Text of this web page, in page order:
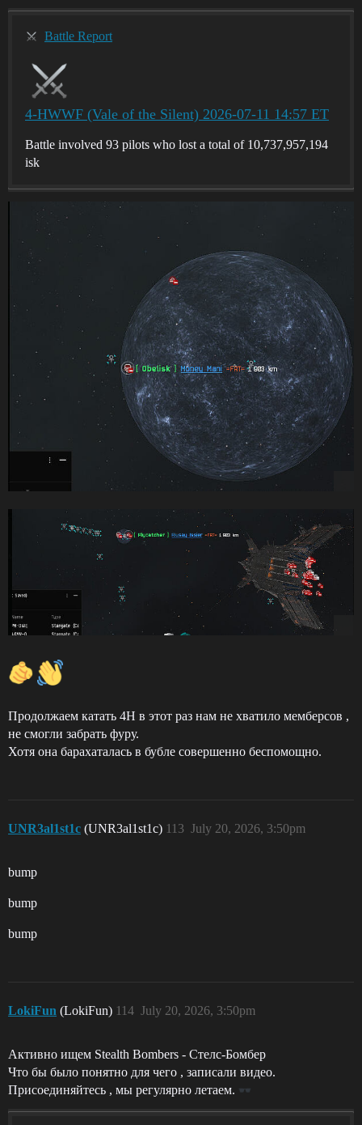
Battle Report
4-HWWF (Vale of the Silent) 2026-07-11 14:57 ET
Battle involved 93 pilots who lost a total of 10,737,957,194
isk
Продолжаем катать 4Н в этот раз нам не хватило мемберсов ,
не смогли забрать фуру.
Хотя она барахаталась в бубле совершенно беспомощно.
UNR3al1st1c (UNR3al1st1c) July 20, 2026, 3:50pm
113
bump
bump
bump
LokiFun (LokiFun) July 20, 2026, 3:50pm
114
Активно ищем Stealth Bombers - Стелс-Бомбер
Что бы было понятно для чего , записали видео.
Присоединяйтесь , мы регулярно летаем.